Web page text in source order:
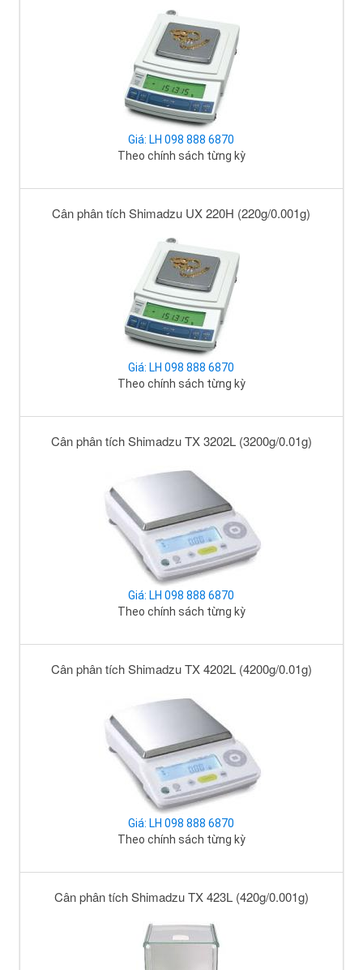
Giá: LH 098 888 6870
Theo chính sách từng kỳ
Cân phân tích Shimadzu UX 220H (220g/0.001g)
Giá: LH 098 888 6870
Theo chính sách từng kỳ
Cân phân tích Shimadzu TX 3202L (3200g/0.01g)
Giá: LH 098 888 6870
Theo chính sách từng kỳ
Cân phân tích Shimadzu TX 4202L (4200g/0.01g)
Giá: LH 098 888 6870
Theo chính sách từng kỳ
Cân phân tích Shimadzu TX 423L (420g/0.001g)